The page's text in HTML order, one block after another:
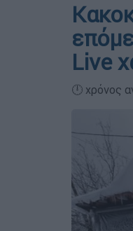
Live
🕛 χρόνος